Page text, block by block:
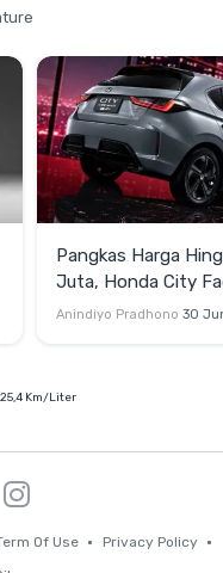
Pangkas Harga
Juta, Honda City
Meluncur di Thailand
Anindiyo Pradhono 30
Km/Liter
Of Use
Privacy Policy